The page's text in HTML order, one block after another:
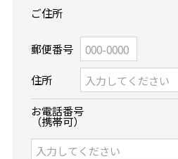
ご住所
郵便番号
住所
お電話番号
（携帯可）